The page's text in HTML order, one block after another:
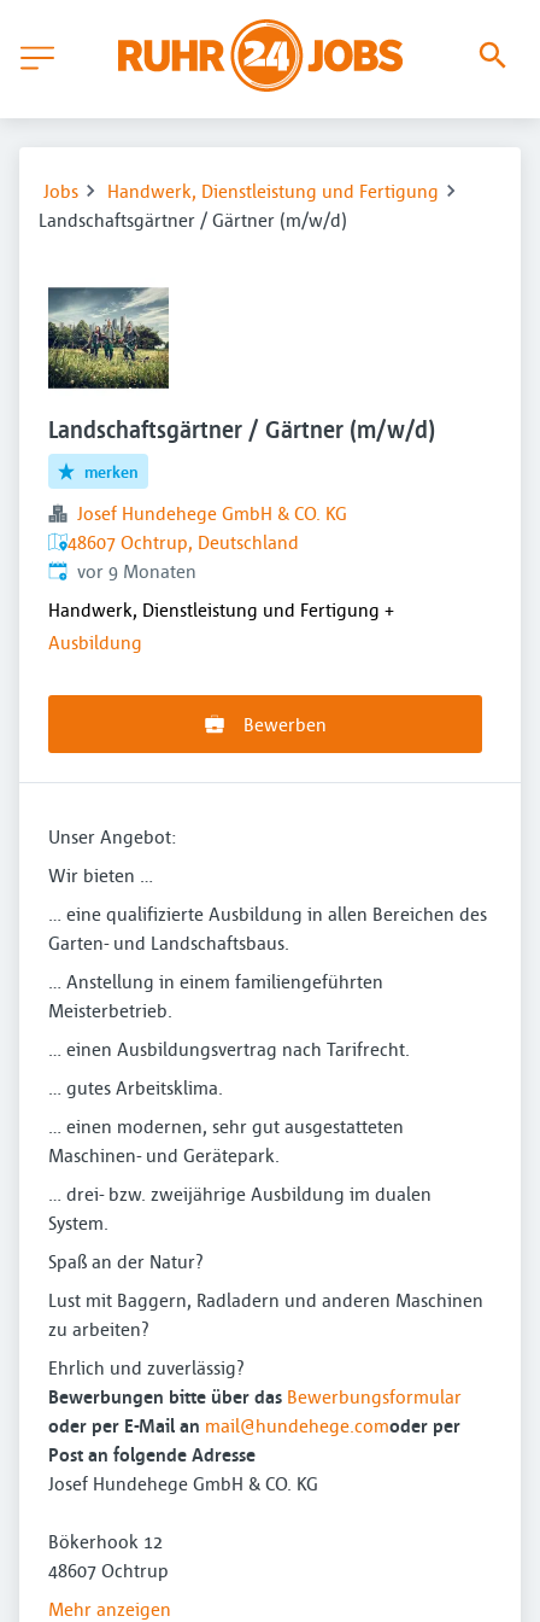
Jobs
Handwerk, Dienstleistung und Fertigung
Landschaftsgärtner / Gärtner (m/w/d)
Landschaftsgärtner / Gärtner (m/w/d)
merken
Josef Hundehege GmbH & CO. KG
48607 Ochtrup, Deutschland
Veröffentlicht:
vor 9 Monaten
Handwerk, Dienstleistung und Fertigung +
Ausbildung
Bewerben
Unser Angebot:
Wir bieten …
… eine qualifizierte Ausbildung in allen Bereichen des
Garten- und Landschaftsbaus.
… Anstellung in einem familiengeführten
Meisterbetrieb.
… einen Ausbildungsvertrag nach Tarifrecht.
… gutes Arbeitsklima.
… einen modernen, sehr gut ausgestatteten
Maschinen- und Gerätepark.
… drei- bzw. zweijährige Ausbildung im dualen
System.
Spaß an der Natur?
Lust mit Baggern, Radladern und anderen Maschinen
zu arbeiten?
Ehrlich und zuverlässig?
Bewerbungen bitte über das Bewerbungsformular
oder per E-Mail an mail@hundehege.comoder per
Post an folgende Adresse
Josef Hundehege GmbH & CO. KG
Bökerhook 12
48607 Ochtrup
Mehr anzeigen